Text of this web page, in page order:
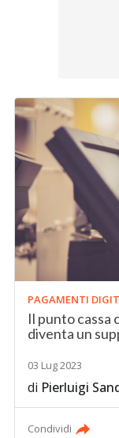
PAGAMENTI
Il punto cassa
diventa un
03 Lug 2023
di Pierluigi
Condividi